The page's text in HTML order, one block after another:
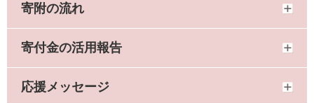
寄附の流れ
寄付金の活用報告
応援メッセージ